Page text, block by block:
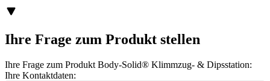
Ihre Frage zum Produkt stellen
Ihre Frage zum Produkt Body-Solid® Klimmzug- & Dipsstation:
Ihre Kontaktdaten: